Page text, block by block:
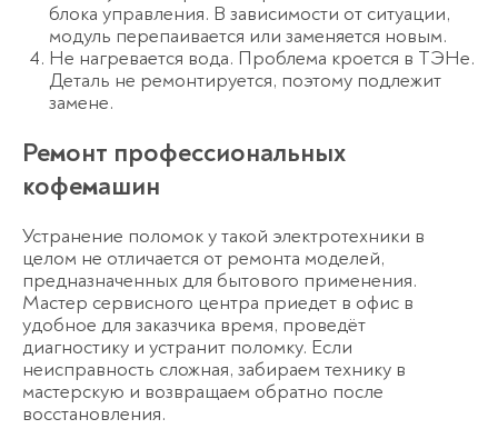
блока управления. В зависимости от ситуации,
модуль перепаивается или заменяется новым.
Не нагревается вода. Проблема кроется в ТЭНе.
Деталь не ремонтируется, поэтому подлежит
замене.
Ремонт профессиональных
кофемашин
Устранение поломок у такой электротехники в
целом не отличается от ремонта моделей,
предназначенных для бытового применения.
Мастер сервисного центра приедет в офис в
удобное для заказчика время, проведёт
диагностику и устранит поломку. Если
неисправность сложная, забираем технику в
мастерскую и возвращаем обратно после
восстановления.